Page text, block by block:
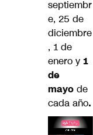
septiembr
e, 25 de
diciembre
, 1 de
enero y 1
de
mayo de
cada año.